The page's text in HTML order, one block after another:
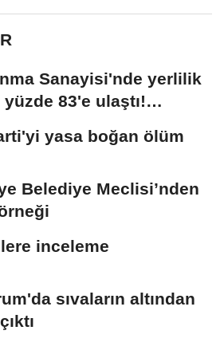
Sanayisi'nde yerlilik
yüzde 83'e ulaştı!
da...
yasa boğan ölüm
Belediye Meclisi’nden
inceleme
sıvaların altından